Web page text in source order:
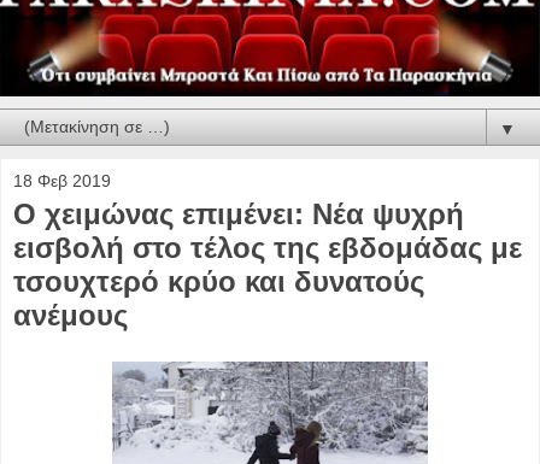
▼
18 Φεβ 2019
Ο χειμώνας επιμένει: Νέα ψυχρή
εισβολή στο τέλος της εβδομάδας με
τσουχτερό κρύο και δυνατούς
ανέμους